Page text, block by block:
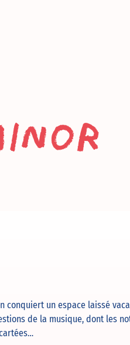
conquiert un espace laissé
de la musique, dont les